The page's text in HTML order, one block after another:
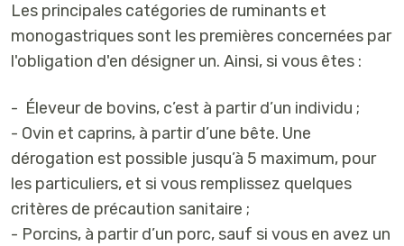
Les principales catégories de ruminants et
monogastriques sont les premières concernées par
l'obligation d'en désigner un. Ainsi, si vous êtes :
- Éleveur de bovins, c’est à partir d’un individu ;
- Ovin et caprins, à partir d’une bête. Une
dérogation est possible jusqu’à 5 maximum, pour
les particuliers, et si vous remplissez quelques
critères de précaution sanitaire ;
- Porcins, à partir d’un porc, sauf si vous en avez un